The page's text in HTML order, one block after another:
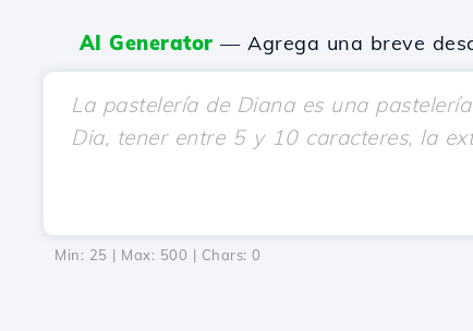
AI Generator — Agrega una breve
Min: 25 | Max: 500 | Chars: 0